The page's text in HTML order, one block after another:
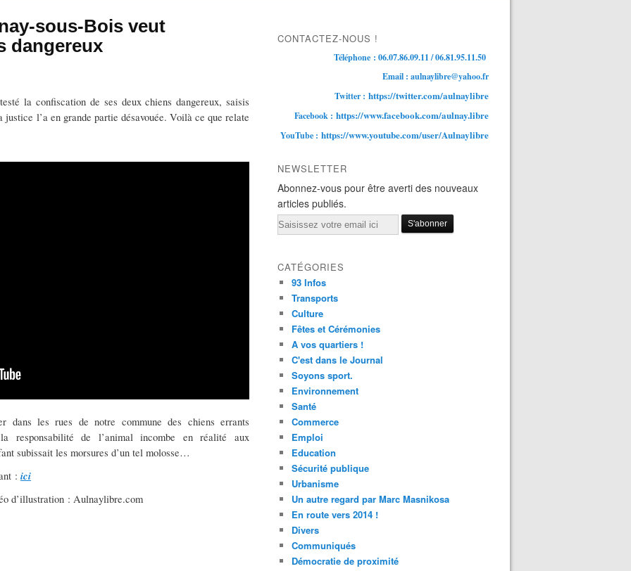
sous-Bois veut
dangereux
la confiscation de ses deux chiens dangereux, saisis
l’a en grande partie désavouée. Voilà ce que relate
les rues de notre commune des chiens errants
responsabilité de l’animal incombe en réalité aux
subissait les morsures d’un tel molosse…
: ici
d’illustration : Aulnaylibre.com
CONTACTEZ-NOUS !
Téléphone : 06.07.86.09.11 / 06.81.95.11.50
Email : aulnaylibre@yahoo.fr
Twitter : https://twitter.com/aulnaylibre
Facebook : https://www.facebook.com/aulnay.libre
YouTube : https://www.youtube.com/user/Aulnaylibre
NEWSLETTER
Abonnez-vous pour être averti des nouveaux
articles publiés.
Email
CATÉGORIES
93 Infos
Transports
Culture
Fêtes et Cérémonies
A vos quartiers !
C'est dans le Journal
Soyons sport.
Environnement
Santé
Commerce
Emploi
Education
Sécurité publique
Urbanisme
Un autre regard par Marc Masnikosa
En route vers 2014 !
Divers
Communiqués
Démocratie de proximité